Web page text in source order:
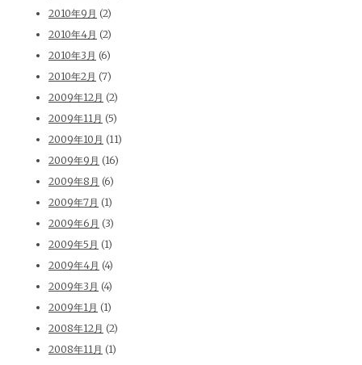
2010年9月 (2)
2010年4月 (2)
2010年3月 (6)
2010年2月 (7)
2009年12月 (2)
2009年11月 (5)
2009年10月 (11)
2009年9月 (16)
2009年8月 (6)
2009年7月 (1)
2009年6月 (3)
2009年5月 (1)
2009年4月 (4)
2009年3月 (4)
2009年1月 (1)
2008年12月 (2)
2008年11月 (1)